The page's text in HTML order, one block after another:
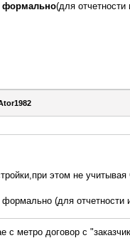
формально(для отчетности
этом не
(для отчетности
метро договор с